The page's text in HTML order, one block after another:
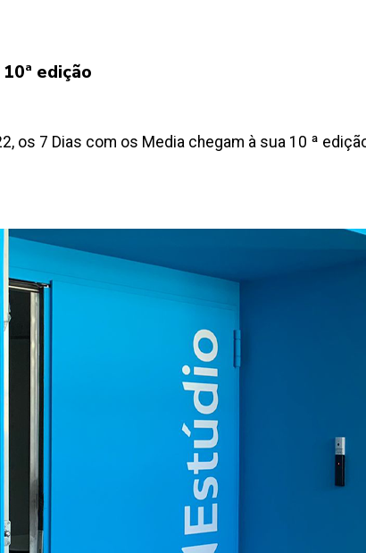
edição
os 7 Dias com os Media chegam à sua 10 ª